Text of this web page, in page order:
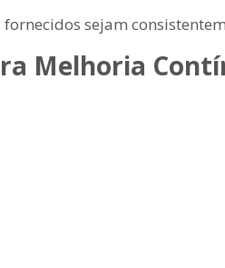
sejam
Melhoria